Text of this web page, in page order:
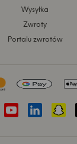
Wysyłka
Zwroty
Portalu zwrotów